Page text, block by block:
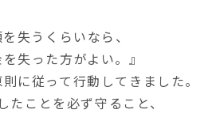
を失うくらいなら、
を失った方がよい。』
に従って行動してきました。
たことを必ず守ること、